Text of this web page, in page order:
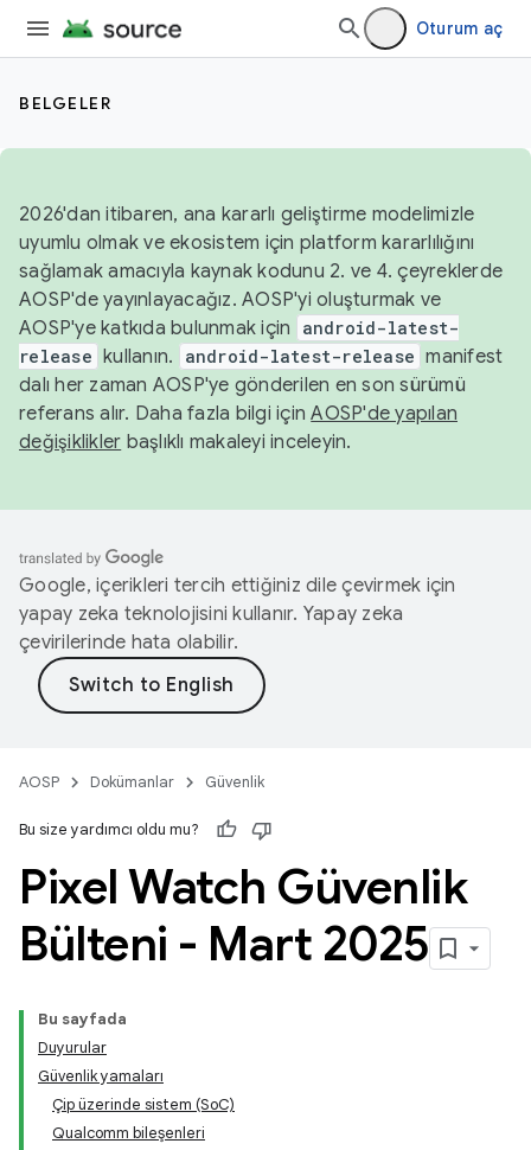
Oturum aç
BELGELER
2026'dan itibaren, ana kararlı geliştirme modelimizle
uyumlu olmak ve ekosistem için platform kararlılığını
sağlamak amacıyla kaynak kodunu 2. ve 4. çeyreklerde
AOSP'de yayınlayacağız. AOSP'yi oluşturmak ve
AOSP'ye katkıda bulunmak için
android-latest-
release kullanın. android-latest-release manifest
dalı her zaman AOSP'ye gönderilen en son sürümü
referans alır. Daha fazla bilgi içinAOSP'de yapılan
değişiklikler başlıklı makaleyi inceleyin.
Google, içerikleri tercih ettiğiniz dile çevirmek için
yapay zeka teknolojisini kullanır. Yapay zeka
çevirilerinde hata olabilir.
AOSP Dokümanlar Güvenlik
Bu size yardımcı oldu mu?
Pixel Watch Güvenlik
Bülteni - Mart 2025
Bu sayfada
Duyurular
Güvenlik yamaları
Çip üzerinde sistem (SoC)
Qualcomm bileşenleri